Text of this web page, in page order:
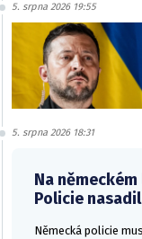
5. srpna 2026 19:55
5. srpna 2026 18:31
Na
Policie
Německá policie